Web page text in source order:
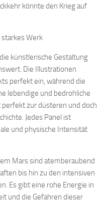
könnte den Krieg auf
starkes Werk
künstlerische Gestaltung
Die Illustrationen
perfekt ein, während die
lebendige und bedrohliche
zur düsteren und doch
Jedes Panel ist
und physische Intensität
Mars sind atemberaubend
bis hin zu den intensiven
Es gibt eine rohe Energie in
und die Gefahren dieser